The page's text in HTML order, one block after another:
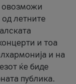
овозможи
летните
и тоа
и на
ќе биде
публика.